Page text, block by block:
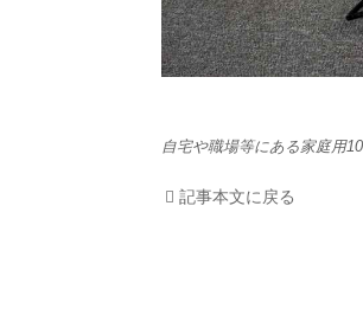
自宅や職場等にある家庭用
記事本文に戻る